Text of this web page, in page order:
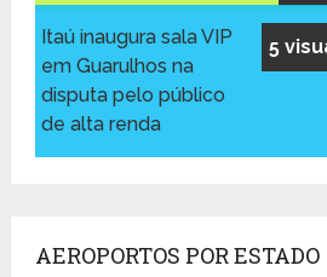
5
Itaú inaugura sala VIP
em Guarulhos na
disputa pelo público
de alta renda
AEROPORTOS POR ESTADO